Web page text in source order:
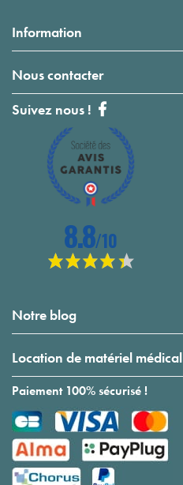
Information
Nous contacter
Suivez nous !
Notre blog
Location de matériel médical
Paiement 100% sécurisé !